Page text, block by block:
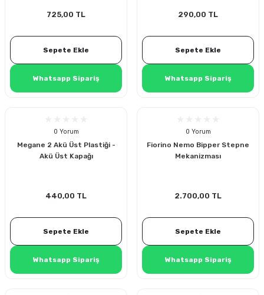
725,00 TL
Sepete Ekle
Whatsapp Sipariş
290,00 TL
Sepete Ekle
Whatsapp Sipariş
0 Yorum
Megane 2 Akü Üst Plastiği -
Akü Üst Kapağı
440,00 TL
Sepete Ekle
Whatsapp Sipariş
0 Yorum
Fiorino Nemo Bipper Stepne
Mekanizması
2.700,00 TL
Sepete Ekle
Whatsapp Sipariş